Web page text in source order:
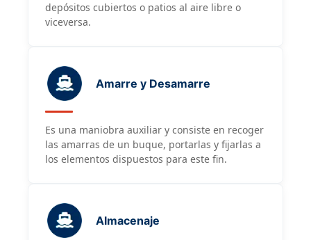
depósitos cubiertos o patios al aire libre o
viceversa.
Amarre y Desamarre
Es una maniobra auxiliar y consiste en recoger
las amarras de un buque, portarlas y fijarlas a
los elementos dispuestos para este fin.
Almacenaje